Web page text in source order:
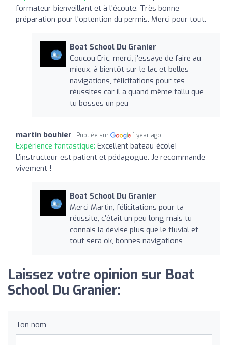
formateur bienveillant et à l'écoute. Très bonne
préparation pour l'optention du permis. Merci pour tout.
Boat School Du Granier
Coucou Eric, merci, j’essaye de faire au
mieux, à bientôt sur le lac et belles
navigations, félicitations pour tes
réussites car il a quand même fallu que
tu bosses un peu
martin bouhier Publiée sur 1 year ago
Expérience fantastique: Excellent bateau-école!
L’instructeur est patient et pédagogue. Je recommande
vivement !
Boat School Du Granier
Merci Martin, félicitations pour ta
réussite, c’était un peu long mais tu
connais la devise plus que le fluvial et
tout sera ok, bonnes navigations ️
Laissez votre opinion sur Boat
School Du Granier:
Ton nom